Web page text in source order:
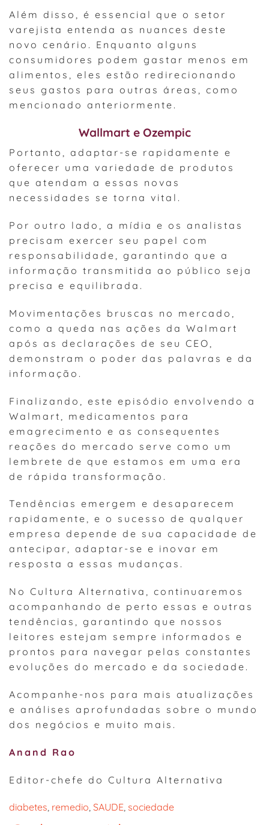
Além disso, é essencial que o setor
varejista entenda as nuances deste
novo cenário. Enquanto alguns
consumidores podem gastar menos em
alimentos, eles estão redirecionando
seus gastos para outras áreas, como
mencionado anteriormente.
Wallmart e Ozempic
Portanto, adaptar-se rapidamente e
oferecer uma variedade de produtos
que atendam a essas novas
necessidades se torna vital.
Por outro lado, a mídia e os analistas
precisam exercer seu papel com
responsabilidade, garantindo que a
informação transmitida ao público seja
precisa e equilibrada.
Movimentações bruscas no mercado,
como a queda nas ações da Walmart
após as declarações de seu CEO,
demonstram o poder das palavras e da
informação.
Finalizando, este episódio envolvendo a
Walmart, medicamentos para
emagrecimento e as consequentes
reações do mercado serve como um
lembrete de que estamos em uma era
de rápida transformação.
Tendências emergem e desaparecem
rapidamente, e o sucesso de qualquer
empresa depende de sua capacidade de
antecipar, adaptar-se e inovar em
resposta a essas mudanças.
No Cultura Alternativa, continuaremos
acompanhando de perto essas e outras
tendências, garantindo que nossos
leitores estejam sempre informados e
prontos para navegar pelas constantes
evoluções do mercado e da sociedade.
Acompanhe-nos para mais atualizações
e análises aprofundadas sobre o mundo
dos negócios e muito mais.
Anand Rao
Editor-chefe do Cultura Alternativa
diabetes, remedio, SAUDE, sociedade